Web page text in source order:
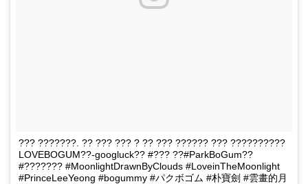
??? ???????. ?? ??? ??? ? ?? ??? ?????? ??? ??????????
LOVEBOGUM??-googluck?? #??? ??#ParkBoGum??
#??????? #MoonlightDrawnByClouds #LoveinTheMoonlight
#PrinceLeeYeong #bogummy #パクボゴム #朴寶劍 #雲畫的月